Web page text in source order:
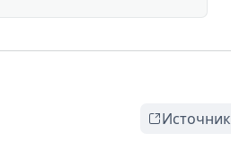
Источник